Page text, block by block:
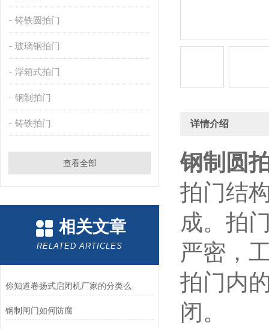
铸铁圆拍门
玻璃钢拍门
浮箱式拍门
钢制拍门
铸铁拍门
查看全部
相关文章
RELATED ARTICLES
你知道卷扬式启闭机厂家的分类么
钢制闸门如何防腐
详情介绍
钢制圆
拍门结
成。拍
严密，
拍门内
闭。